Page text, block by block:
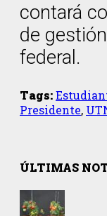
contará
de
federal.
Tags:
Presidente,
ÚLTIMAS